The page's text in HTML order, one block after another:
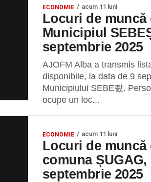
ECONOMIE acum 11 luni
Locuri de
Municipiul
septembrie 2025
AJOFM Alba a transmis
disponibile, la data de 9
Municipiului SEBE좘.
ocupe un loc...
ECONOMIE acum 11 luni
Locuri de
comuna ȘUGAG,
septembrie 2025